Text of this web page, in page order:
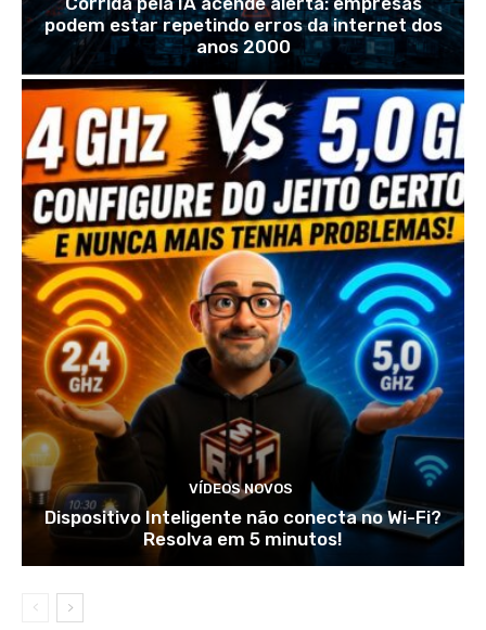
podem estar repetindo erros da internet dos
anos 2000
VÍDEOS NOVOS
Dispositivo Inteligente não conecta no Wi-Fi?
Resolva em 5 minutos!